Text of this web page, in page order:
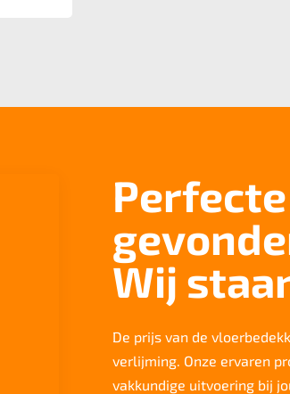
Wij
De prijs van de
verlijming. Onze ervaren
vakkundige uitvoering bij